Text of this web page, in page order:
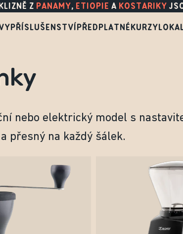
Z PANAMY, ETIOPIE A KOSTARIKY
PŘÍSLUŠENSTVÍPŘEDPLATNÉKURZY
nebo elektrický model s
přesný na každý šálek.